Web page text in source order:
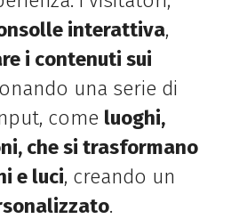
interattiva,
i contenuti sui
una serie di
come luoghi,
che si trasformano
e luci, creando un
.